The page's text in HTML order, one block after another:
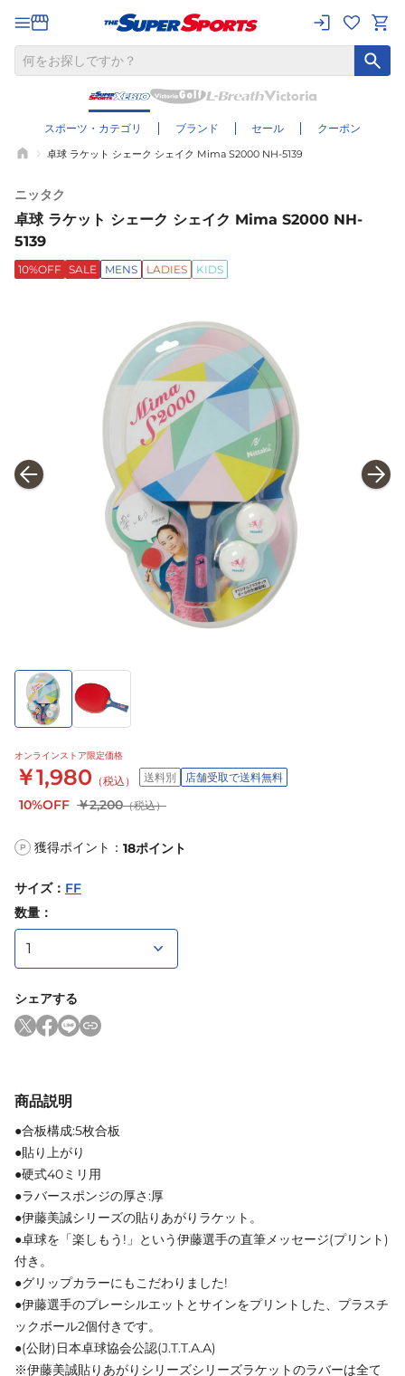
スポーツ・カテゴリ ブランド セール クーポン
卓球 ラケット シェーク シェイク Mima S2000 NH-5139
ニッタク
卓球 ラケット シェーク シェイク Mima S2000 NH-
5139
10%OFF SALE MENS LADIES KIDS
オンラインストア限定価格
￥1,980 （税込） 送料別 店舗受取で送料無料
10%OFF ￥2,200（税込）
P 獲得ポイント： 18ポイント
サイズ： FF
数量：
シェアする
商品説明
●合板構成:5枚合板
●貼り上がり
●硬式40ミリ用
●ラバースポンジの厚さ:厚
●伊藤美誠シリーズの貼りあがりラケット。
●卓球を「楽しもう!」という伊藤選手の直筆メッセージ(プリント)
付き。
●グリップカラーにもこだわりました!
●伊藤選手のプレーシルエットとサインをプリントした、プラスチ
ックボール2個付きです。
●(公財)日本卓球協会公認(J.T.T.A.A)
※伊藤美誠貼りあがりシリーズシリーズラケットのラバーは全て